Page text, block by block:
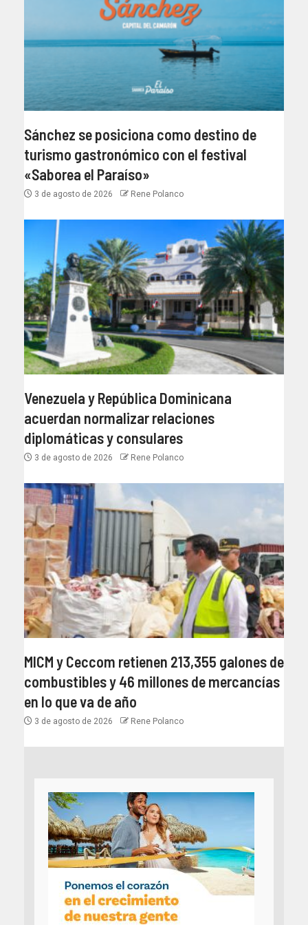
Sánchez se posiciona como destino de
turismo gastronómico con el festival
«Saborea el Paraíso»
3 de agosto de 2026 Rene Polanco
Venezuela y República Dominicana
acuerdan normalizar relaciones
diplomáticas y consulares
3 de agosto de 2026 Rene Polanco
MICM y Ceccom retienen 213,355 galones de
combustibles y 46 millones de mercancías
en lo que va de año
3 de agosto de 2026 Rene Polanco